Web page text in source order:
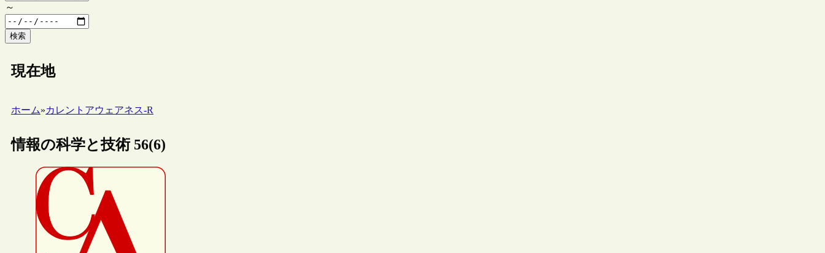
～
検索
現在地
ホーム»カレントアウェアネス-R
情報の科学と技術 56(6)